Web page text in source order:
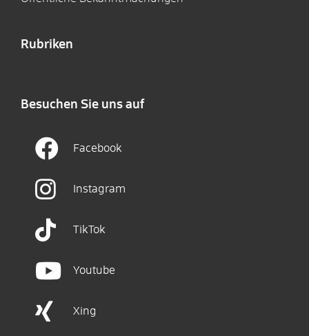
Rubriken
Besuchen Sie uns auf
Facebook
Instagram
TikTok
Youtube
Xing